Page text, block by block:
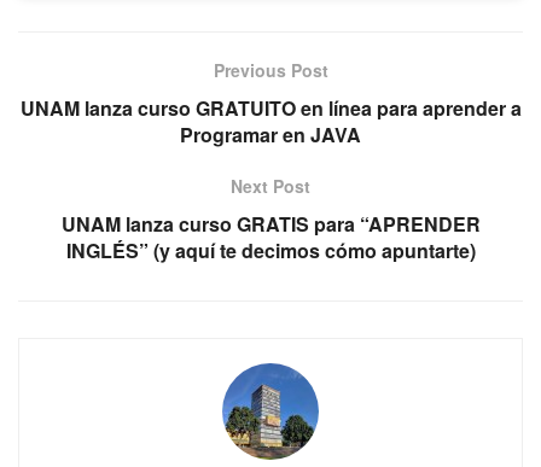
Previous Post
UNAM lanza curso GRATUITO en línea para aprender a
Programar en JAVA
Next Post
UNAM lanza curso GRATIS para “APRENDER
INGLÉS” (y aquí te decimos cómo apuntarte)